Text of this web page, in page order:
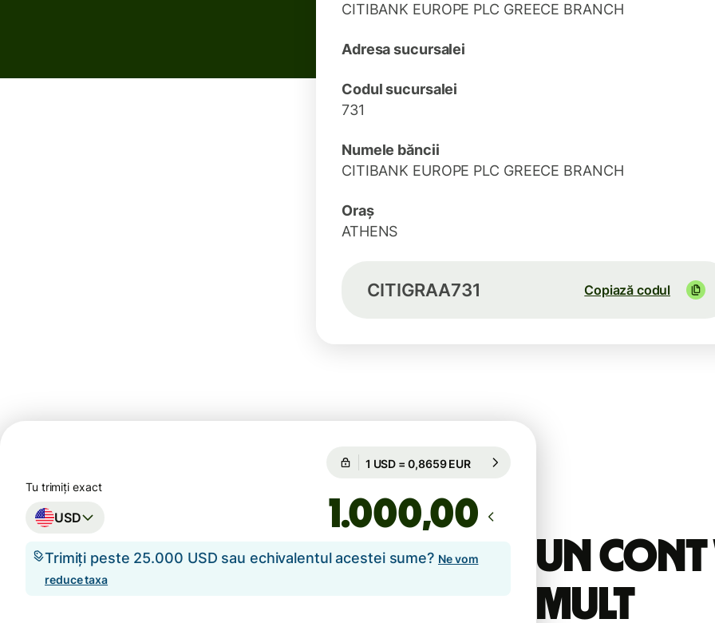
CITIBANK EUROPE PLC GREECE BRANCH
Adresa sucursalei
Codul sucursalei
731
Numele băncii
CITIBANK EUROPE PLC GREECE BRANCH
Oraș
ATHENS
CITIGRAA731 Copiază codul
Un cont
mult
Garantată pentru 16 h
Tu trimiți exact
USD ,00
Trimiți peste 25.000 USD sau echivalentul acestei sume? Ne vom
reduce taxa